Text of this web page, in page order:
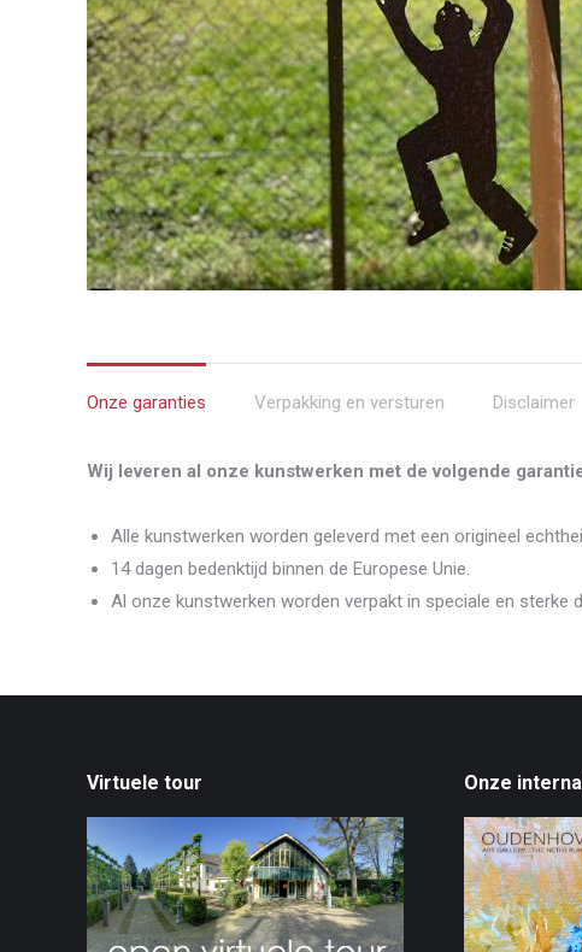
Onze garanties Verpakking en versturen Disclaimer
Wij leveren al onze kunstwerken met de volgende
Alle kunstwerken worden geleverd met een origineel
14 dagen bedenktijd binnen de Europese Unie.
Al onze kunstwerken worden verpakt in speciale en sterke
Virtuele tour Onze